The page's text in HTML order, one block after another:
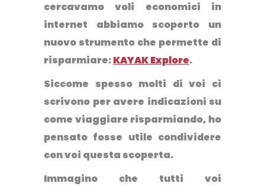
cercavamo voli economici in
internet abbiamo scoperto un
nuovo strumento che permette di
risparmiare:KAYAK Explore.
Siccome spesso molti di voi ci
scrivono per avere indicazioni su
come viaggiare risparmiando, ho
pensato fosse utile condividere
con voi questa scoperta.
Immagino che tutti voi